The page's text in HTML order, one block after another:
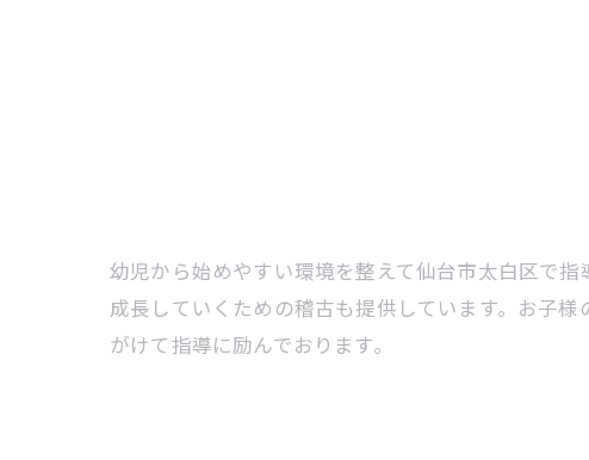
幼児から始めやすい環境を整えて仙台市太白区で
成長していくための稽古も提供しています。お子
がけて指導に励んでおります。